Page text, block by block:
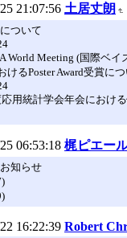
21:07:56 土居丈朗
ついて
World Meeting (国際ベ
けるPoster Award受賞に
用統計学会年会におけ
06:53:18 梶ピエー
知らせ
16:22:39 Robert